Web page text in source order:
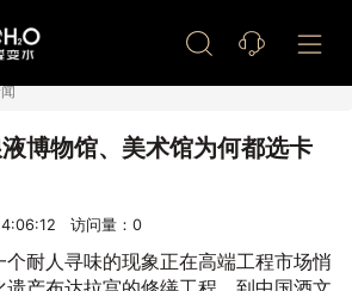
博物馆、美术馆为何都选卡
访问量： 0
耐人寻味的现象正在高端工程市场悄